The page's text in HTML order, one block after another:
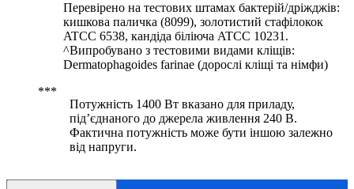
Перевірено на тестових штамах бактерій/дріжджів:
кишкова паличка (8099), золотистий стафілокок
ATCC 6538, кандіда біліюча ATCC 10231.
^Випробувано з тестовими видами кліщів:
Dermatophagoides farinae (дорослі кліщі та німфи)
Потужність 1400 Вт вказано для приладу,
під’єднаного до джерела живлення 240 В.
Фактична потужність може бути іншою залежно
від напруги.